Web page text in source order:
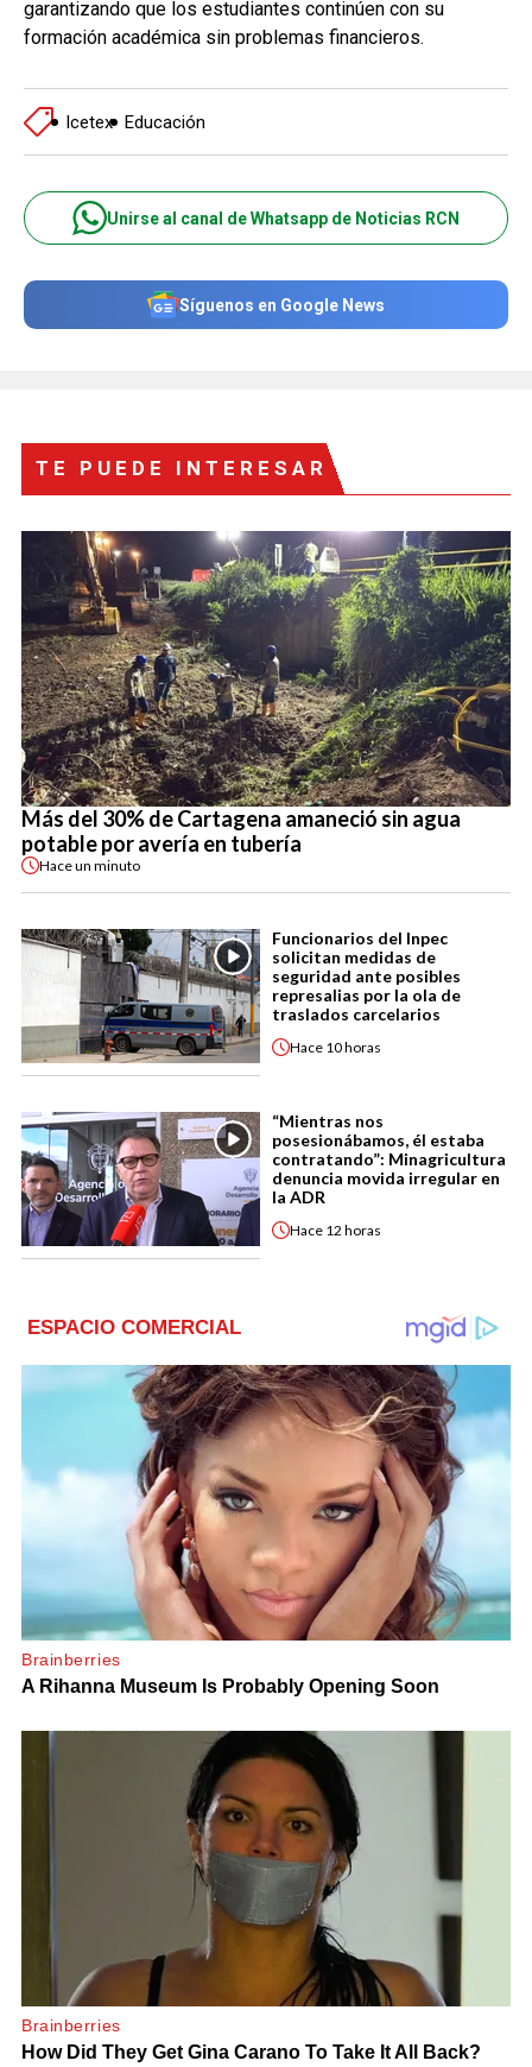
garantizando que los estudiantes continúen con su
formación académica sin problemas financieros.
Icetex Educación
Unirse al canal de Whatsapp de Noticias RCN
Síguenos en Google News
TE PUEDE INTERESAR
Más del 30% de Cartagena amaneció sin agua
potable por avería en tubería
Haceun minuto
Funcionarios del Inpec
solicitan medidas de
seguridad ante posibles
represalias por la ola de
traslados carcelarios
Hace 10 horas
“Mientras nos
posesionábamos, él estaba
contratando”: Minagricultura
denuncia movida irregular en
la ADR
Hace 12 horas